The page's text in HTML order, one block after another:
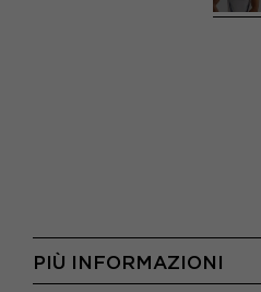
PIÙ INFORMAZIONI